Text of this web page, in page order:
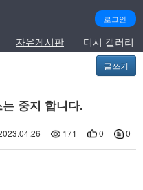
로그인
자유게시판 디시 갤러리
글쓰기
중지 합니다.
171 0 0